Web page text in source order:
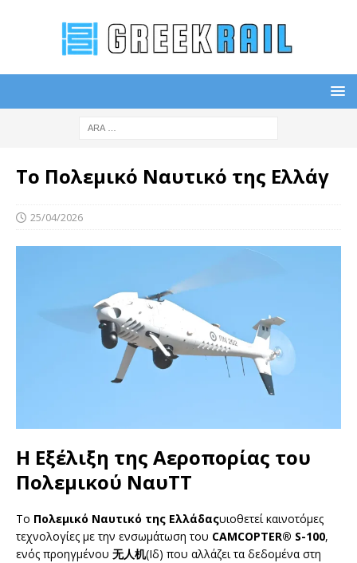
Το Πολεμικό Ναυτικό της Ελλάγ
25/04/2026
Η Εξέλιξη της Αεροπορίας του
Πολεμικού ΝαυΤΤ
Το Πολεμικό Ναυτικό της Ελλάδαςυιοθετεί καινοτόμες
τεχνολογίες με την ενσωμάτωση του CAMCOPTER® S-100,
ενός προηγμένου 无人机(Ιδ) που αλλάζει τα δεδομένα στη